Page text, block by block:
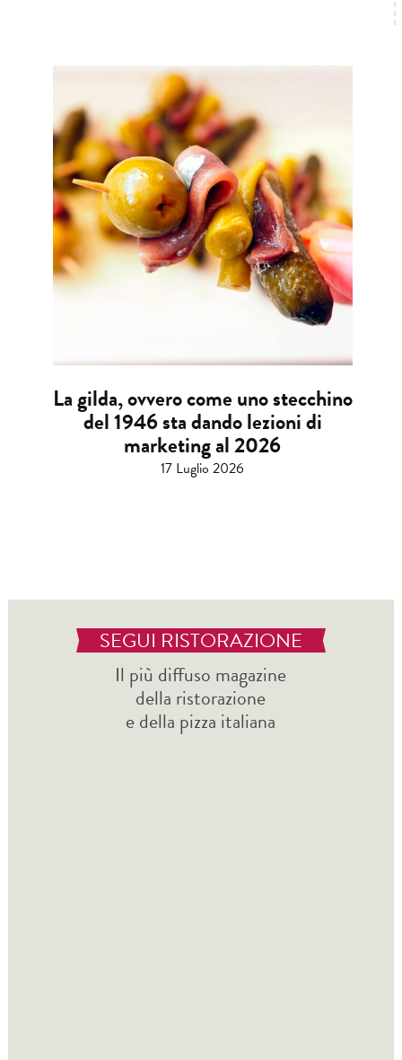
La gilda, ovvero come uno stecchino
del 1946 sta dando lezioni di
marketing al 2026
17 Luglio 2026
SEGUI RISTORAZIONE
Il più diffuso magazine
della ristorazione
e della pizza italiana